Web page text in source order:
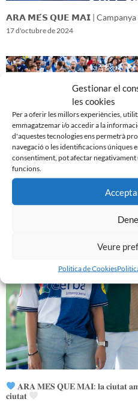
Gestionar el
les cookies
Per a oferir les millors experiències,
emmagatzemar i/o accedir a la
d'aquestes tecnologies ens permetrà
navegació o les identificacions úniques
consentiment, pot afectar
funcions.
Veure
Politica de Cookies
𝗔𝗥𝗔 𝗠𝗘́𝗦 𝗤𝗨𝗘 𝗠𝗔𝗜 | Campanya
17 d'octubre de 2024
𝑽𝒆𝒏𝒊𝒎 𝒅’𝒖𝒏𝒂 𝒈𝒓𝒂𝒏 𝒃𝒂𝒕𝒂𝒍𝒍𝒂…𝒊 𝒂𝒏𝒆𝒎 𝒂
𝐀𝐑𝐀 𝐌𝐄́𝐒 𝐐𝐔𝐄 𝐌𝐀𝐈: 𝐥𝐚 𝐜𝐢𝐮𝐭𝐚𝐭 𝐚𝐦𝐛
𝐜𝐢𝐮𝐭𝐚𝐭